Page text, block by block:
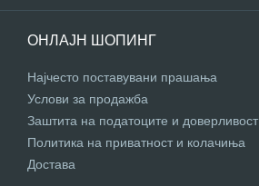
ОНЛАЈН ШОПИНГ
Најчесто поставувани прашања
Услови за продажба
Заштита на податоците и доверливост
Политика на приватност и колачиња
Достава